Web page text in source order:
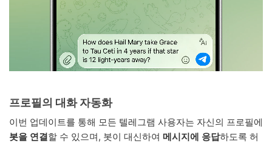
프로필의 대화 자동화
이번 업데이트를 통해 모든 텔레그램 사용자는 자신의 프로필에
봇을 연결할 수 있으며, 봇이 대신하여 메시지에 응답하도록 허